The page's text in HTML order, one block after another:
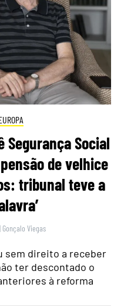
Segurança Social
de velhice
tribunal teve a
| Gonçalo Viegas
sem direito a receber
ter descontado o
à reforma